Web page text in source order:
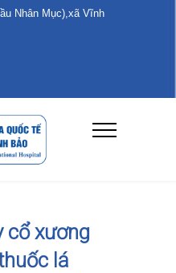
Nhân Mục),xã Vĩnh
cổ xương
lá